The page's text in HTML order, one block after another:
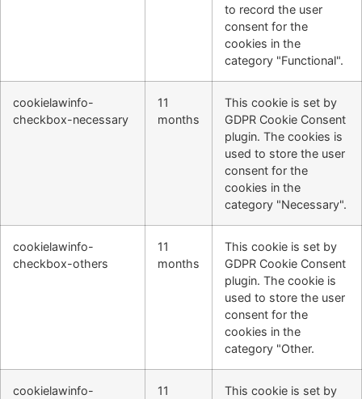
to record the user
consent for the
cookies in the
category "Functional".
cookielawinfo-
checkbox-necessary
11
months
This cookie is set by
GDPR Cookie Consent
plugin. The cookies is
used to store the user
consent for the
cookies in the
category "Necessary".
cookielawinfo-
checkbox-others
11
months
This cookie is set by
GDPR Cookie Consent
plugin. The cookie is
used to store the user
consent for the
cookies in the
category "Other.
cookielawinfo-
11
This cookie is set by